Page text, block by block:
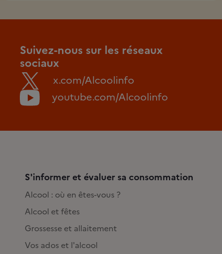
Suivez-nous sur les réseaux
sociaux
x.com/Alcoolinfo
youtube.com/Alcoolinfo
S'informer et évaluer sa consommation
Alcool : où en êtes-vous ?
Alcool et fêtes
Grossesse et allaitement
Vos ados et l'alcool